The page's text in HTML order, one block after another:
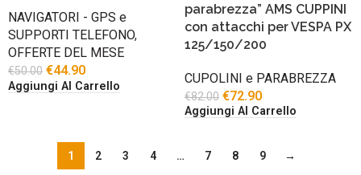
NAVIGATORI - GPS e
SUPPORTI TELEFONO,
OFFERTE DEL MESE
€50.00 €44.90
Aggiungi Al Carrello
parabrezza” AMS CUPPINI
con attacchi per VESPA PX
125/150/200
CUPOLINI e PARABREZZA
€82.00 €72.90
Aggiungi Al Carrello
1 2 3 4 … 7 8 9 →